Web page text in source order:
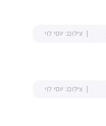
צילום: יוסי לוי
צילום: יוסי לוי